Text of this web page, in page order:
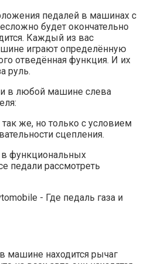
педалей в машинах с
будет окончательно
Каждый из вас
играют определённую
отведённая функция. И их
руль.
в любой машине слева
же, но только с условием
сцепления.
функциональных
педали рассмотреть
машине находится рычаг